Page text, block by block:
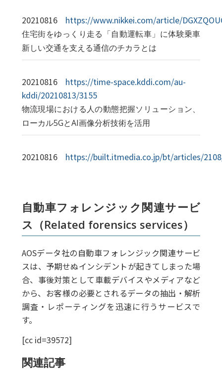
20210816 https://www.nikkei.com/article/
住宅街をゆっくり走る「自動運転車」に体験乗車
新しい交通を支える通信のチカラとは
20210816
https://time-space.kddi.com/au-
kddi/20210813/3155
物流現場における人の動態把握ソリューション、
ローカル5GとAI画像分析技術を活用
20210816 https://built.itmedia.co.jp/bt/articles/
自動車フォレンジック関連サービ
ス（Related forensics services）
AOSデータ社の自動車フォレンジック関連サービ
スは、予期せぬインシデントが起きてしまった場
合、事後対策として車載デバイスやメディアなど
から、お客様の必要とされるデータの抽出・解析
調査・レポーティングを迅速に行うサービスで
す。
[cc id=39572]
関連記事